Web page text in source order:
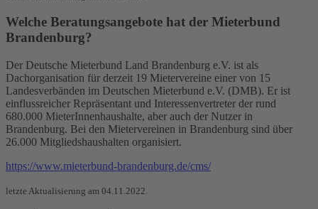
Welche Beratungsangebote hat der Mieterbund
Brandenburg?
Der Deutsche Mieterbund Land Brandenburg e.V. ist als
Dachorganisation für derzeit 19 Mietervereine einer von 15
Landesverbänden im Deutschen Mieterbund e.V. (DMB). Er ist
einflussreicher Repräsentant und Interessenvertreter der rund
680.000 MieterInnenhaushalte, aber auch der Nutzer in
Brandenburg. Bei den Mietervereinen in Brandenburg sind über
26.000 Mitgliedshaushalten organisiert.
https://www.mieterbund-brandenburg.de/cms/
letzte Aktualisierung am 04.11.2022.